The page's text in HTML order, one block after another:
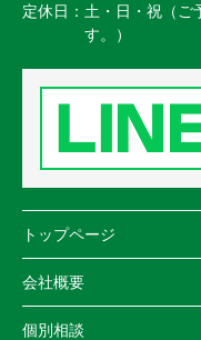
定休日： 土・日・祝（ご
す。）
トップページ
会社概要
個別相談